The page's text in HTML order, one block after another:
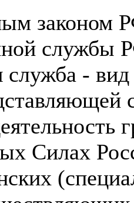
службы
- вид
Силах